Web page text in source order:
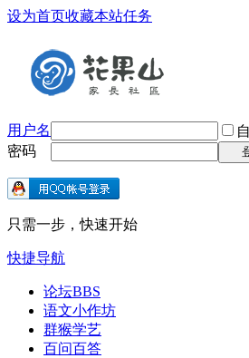
设为首页收藏本站任务
用户名
密码
只需一步，快速开始
快捷导航
论坛BBS
语文小作坊
群猴学艺
百问百答